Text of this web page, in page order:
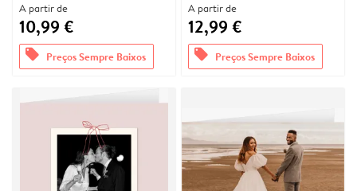
A partir de
10,99 €
offers Preços Sempre Baixos
A partir de
12,99 €
offers Preços Sempre Baixos